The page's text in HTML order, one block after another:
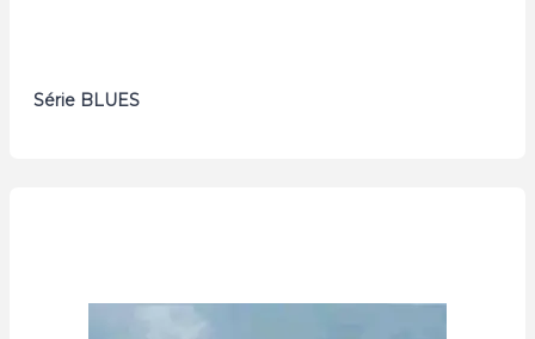
Série BLUES